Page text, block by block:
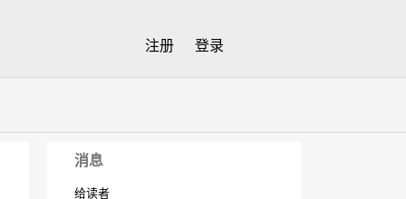
注册 登录
消息
给读者